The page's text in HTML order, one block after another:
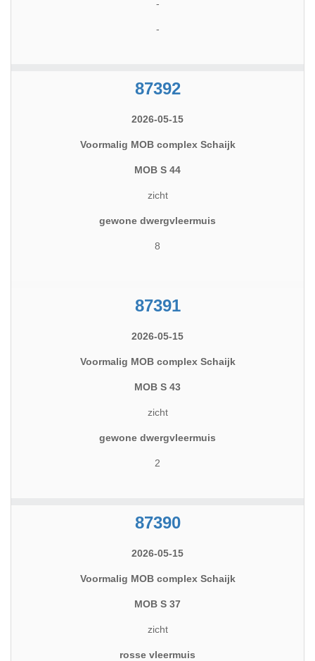
-
-
87392
2026-05-15
Voormalig MOB complex Schaijk
MOB S 44
zicht
gewone dwergvleermuis
8
87391
2026-05-15
Voormalig MOB complex Schaijk
MOB S 43
zicht
gewone dwergvleermuis
2
87390
2026-05-15
Voormalig MOB complex Schaijk
MOB S 37
zicht
rosse vleermuis